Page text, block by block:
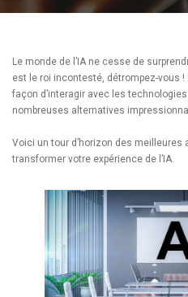
Le monde de l’IA ne cesse de
est le roi incontesté, détrompez-vous !
façon d’interagir avec les
nombreuses alternatives
Voici un tour d’horizon des meilleures
transformer votre expérience de l’IA.